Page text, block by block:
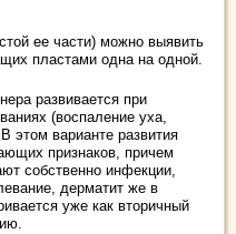
ее части) можно выявить
пластами одна на одной.
развивается при
(воспаление уха,
этом варианте развития
признаков, причем
собственно инфекции,
дерматит же в
уже как вторичный